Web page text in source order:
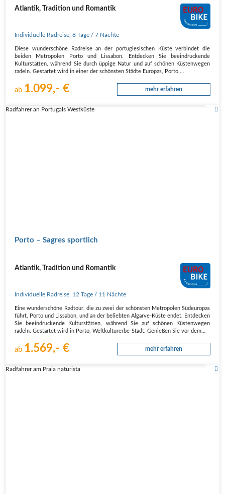
Atlantik, Tradition und Romantik
Individuelle Radreise ,8 Tage / 7 Nächte
Diese wunderschöne Radreise an der portugiesischen Küste verbindet die
beiden Metropolen Porto und Lissabon. Entdecken Sie beeindruckende
Kulturstätten, während Sie durch üppige Natur und auf schönen Küstenwegen
radeln. Gestartet wird in einer der schönsten Städte Europas, Porto,…
ab 1.099,- € mehr erfahren
Radfahrer an Portugals Westküste
Porto – Sagres sportlich
Atlantik, Tradition und Romantik
Individuelle Radreise 12 Tage / 11 Nächte
Eine wunderschöne Radtour, die zu zwei der schönsten Metropolen Südeuropas
führt, Porto und Lissabon, und an der beliebten Algarve-Küste endet. Entdecken
Sie beeindruckende Kulturstätten, während Sie auf schönen Küstenwegen
radeln. Gestartet wird in Porto, Weltkulturerbe-Stadt. Genießen Sie vor dem…
ab 1.569,- € mehr erfahren
Radfahrer am Praia naturista